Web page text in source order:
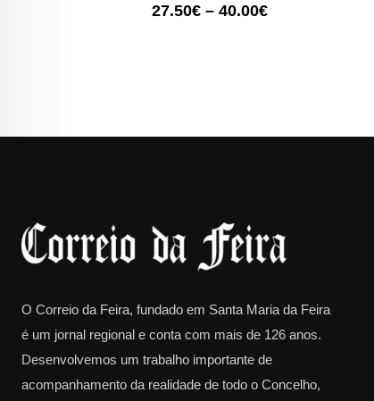
27.50€– 40.00€
O Correio da Feira, fundado em Santa Maria da Feira
é um jornal regional e conta com mais de 126 anos.
Desenvolvemos um trabalho importante de
acompanhamento da realidade de todo o Concelho,